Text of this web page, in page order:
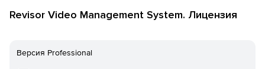
Revisor Video Management System. Лицензия
Версия Professional